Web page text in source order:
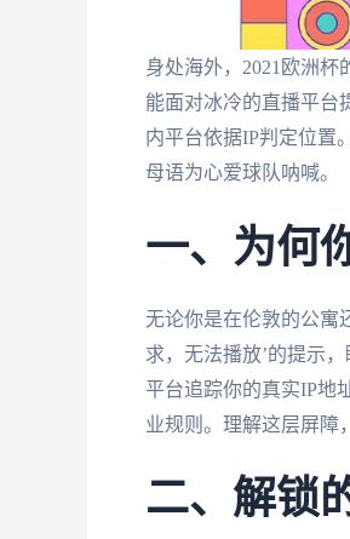
身处海外，2021欧洲杯
能面对冰冷的直播平台
内平台依据IP判定位置
母语为心爱球队呐喊。
一、为何
无论你是在伦敦的公寓
求，无法播放’的提示
平台追踪你的真实IP地
业规则。理解这层屏障
二、解锁